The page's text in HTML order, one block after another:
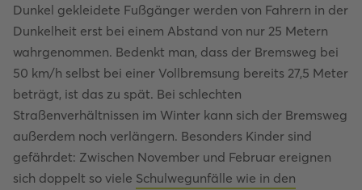
Dunkel gekleidete Fußgänger werden von Fahrern in der
Dunkelheit erst bei einem Abstand von nur 25 Metern
wahrgenommen. Bedenkt man, dass der Bremsweg bei
50 km/h selbst bei einer Vollbremsung bereits 27,5 Meter
beträgt, ist das zu spät. Bei schlechten
Straßenverhältnissen im Winter kann sich der Bremsweg
außerdem noch verlängern. Besonders Kinder sind
gefährdet: Zwischen November und Februar ereignen
sich doppelt so viele Schulwegunfälle wie in den